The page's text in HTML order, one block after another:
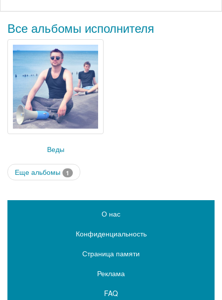
Все альбомы исполнителя
Веды
Еще альбомы 1
О нас
Конфиденциальность
Страница памяти
Реклама
FAQ